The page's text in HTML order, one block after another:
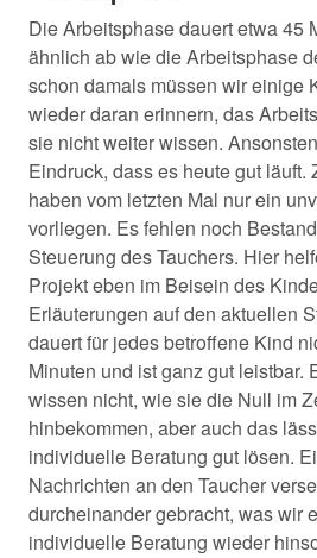
Die Arbeitsphase dauert etwa 45
ähnlich ab wie die Arbeitsphase
schon damals müssen wir einige
wieder daran erinnern, das
sie nicht weiter wissen.
Eindruck, dass es heute gut
haben vom letzten Mal nur ein
vorliegen. Es fehlen noch
Steuerung des Tauchers. Hier
Projekt eben im Beisein des
Erläuterungen auf den aktuellen
dauert für jedes betroffene Kind
Minuten und ist ganz gut leistbar.
wissen nicht, wie sie die Null im
hinbekommen, aber auch das
individuelle Beratung gut lösen.
Nachrichten an den Taucher
durcheinander gebracht, was wir
individuelle Beratung wieder